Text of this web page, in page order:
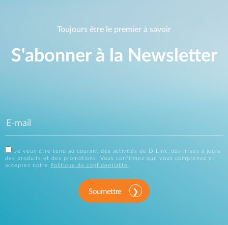
Toujours être le premier à savoir
S'abonner à la Newsletter
Je veux être tenu au courant des activités de D-Link, des mises à jours
des produits et des promotions. Vous confirmez que vous comprenez et
acceptez notre
Politique de confidentialité.
Soumettre